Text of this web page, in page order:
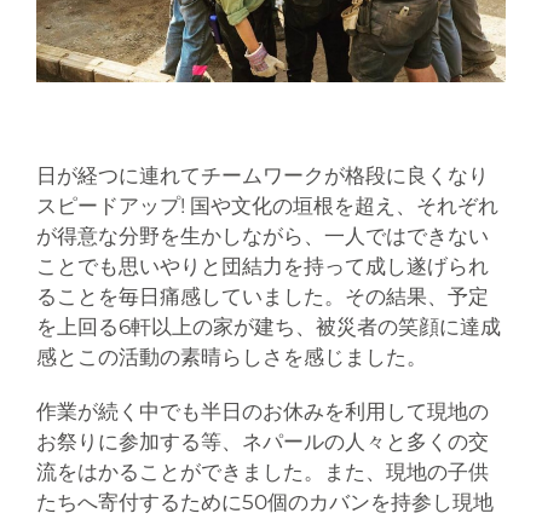
日が経つに連れてチームワークが格段に良くなり
スピードアップ! 国や文化の垣根を超え、それぞれ
が得意な分野を生かしながら、一人ではできない
ことでも思いやりと団結力を持って成し遂げられ
ることを毎日痛感していました。その結果、予定
を上回る6軒以上の家が建ち、被災者の笑顔に達成
感とこの活動の素晴らしさを感じました。
作業が続く中でも半日のお休みを利用して現地の
お祭りに参加する等、ネパールの人々と多くの交
流をはかることができました。また、現地の子供
たちへ寄付するために50個のカバンを持参し現地